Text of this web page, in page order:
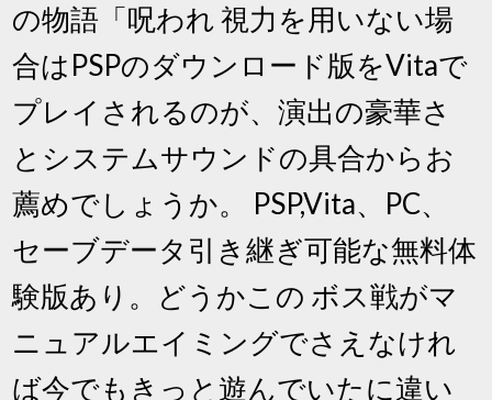
の物語「呪われ 視力を用いない場
合はPSPのダウンロード版をVitaで
プレイされるのが、演出の豪華さ
とシステムサウンドの具合からお
薦めでしょうか。 PSP,Vita、PC、
セーブデータ引き継ぎ可能な無料体
験版あり。どうかこの ボス戦がマ
ニュアルエイミングでさえなけれ
ば今でもきっと遊んでいたに違い